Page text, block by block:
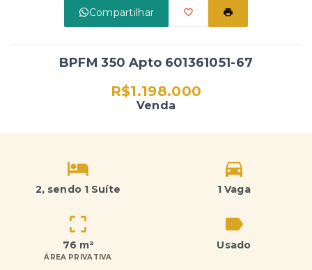
Compartilhar
BPFM 350 Apto 601361051-67
R$1.198.000
Venda
2, sendo 1 Suíte 1 Vaga
76 m²
ÁREA PRIVATIVA
Usado